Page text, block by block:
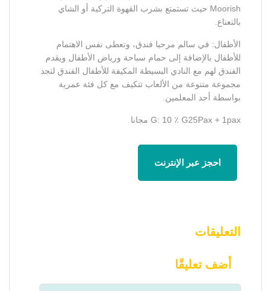
Moorish حيث تستمتع بشرب القهوة التركية أو الشاي
بالنعناع.
الأطفال: في سالم مرحبا فندق، وتعطى نفس الاهتمام
للأطفال بالإضافة إلى حمام سباحة ورياض الأطفال ويقدم
الفندق لهم مع النادي البسيطة المكيفة للأطفال الفندق لتجد
مجموعة متنوعة من الألعاب تتكيف مع كل فئة عمرية
بواسطة أحد المعلمين.
G: 10 ٪ G25Pax + 1pax مجانا
احجز عبر الإنترنت
التعليقات
أضف تعليقًا